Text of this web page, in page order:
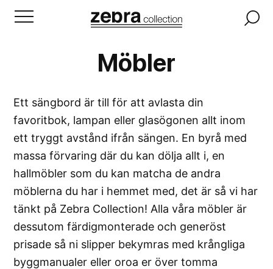
Möbler
Ett sängbord är till för att avlasta din
favoritbok, lampan eller glasögonen allt inom
ett tryggt avstånd ifrån sängen. En byrå med
massa förvaring där du kan dölja allt i, en
hallmöbler som du kan matcha de andra
möblerna du har i hemmet med, det är så vi har
tänkt på Zebra Collection! Alla våra möbler är
dessutom färdigmonterade och generöst
prisade så ni slipper bekymras med krångliga
byggmanualer eller oroa er över tomma